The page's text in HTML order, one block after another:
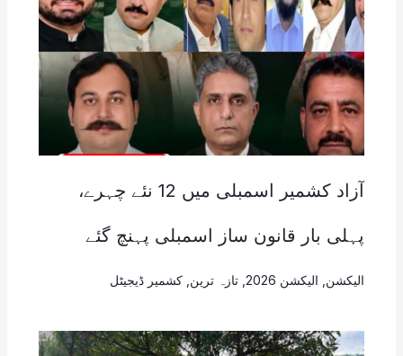
آزاد کشمیر اسمبلی میں 12 نئے چہرے،
پہلی بار قانون ساز اسمبلی پہنچ گئے
الیکشن الیکشن 2026 , تازہ ترین کشمیر ڈیجیٹل